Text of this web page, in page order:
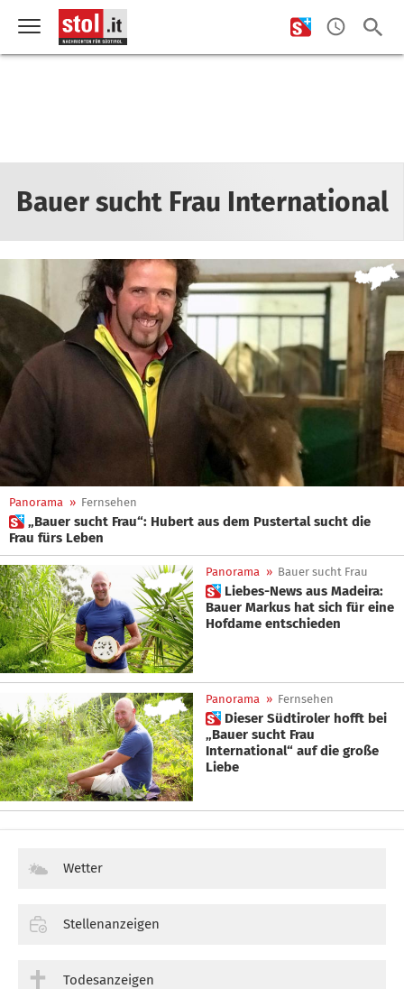
Bauer sucht Frau International
Panorama » Fernsehen
 „Bauer sucht Frau“: Hubert aus dem Pustertal sucht die
Frau fürs Leben
Panorama » Bauer sucht Frau
 Liebes-News aus Madeira:
Bauer Markus hat sich für eine
Hofdame entschieden
Panorama » Fernsehen
 Dieser Südtiroler hofft bei
„Bauer sucht Frau
International“ auf die große
Liebe
Wetter
Stellenanzeigen
Todesanzeigen